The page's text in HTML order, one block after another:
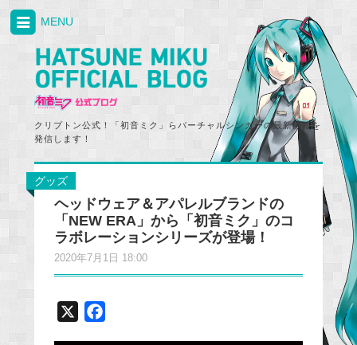
クリプトン公式！「初音ミク」らバーチャルシンガーの最新情報を
発信します！
MENU
グッズ
ヘッドウェア＆アパレルブランドの
「NEW ERA」から「初音ミク」のコ
ラボレーションシリーズが登場！
2020年7月1日 18:00